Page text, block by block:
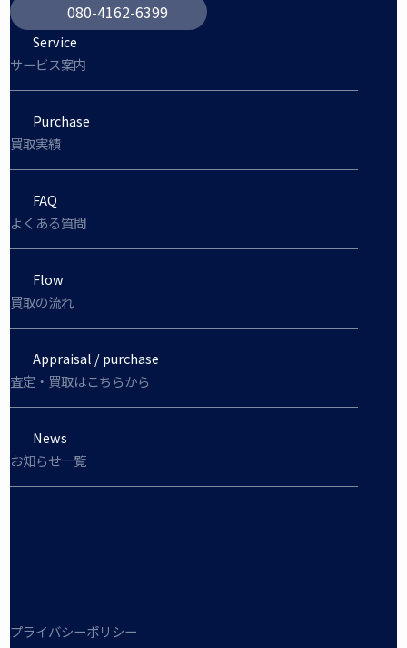
080-4162-6399
Service
サービス案内
Purchase
買取実績
FAQ
よくある質問
Flow
買取の流れ
Appraisal / purchase
査定・買取はこちらから
News
お知らせ一覧
プライバシーポリシー